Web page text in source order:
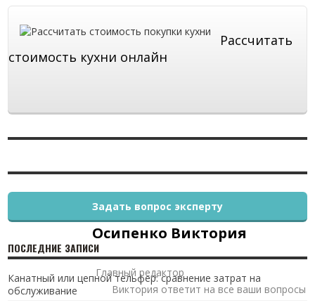
Рассчитать
стоимость кухни онлайн
Осипенко Виктория
Главный редактор
Виктория ответит на все ваши вопросы
Задать вопрос эксперту
ПОСЛЕДНИЕ ЗАПИСИ
Канатный или цепной тельфер: сравнение затрат на
обслуживание